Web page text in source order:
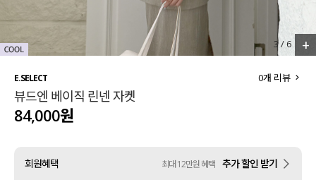
110사이즈
티셔츠
셔츠
팬츠
스커트 3/6 +
E.SELECT
뷰드엔 베이직 린넨 자켓
0개 리뷰
84,000원
회원혜택 최대 12만원 혜택 추가 할인 받기